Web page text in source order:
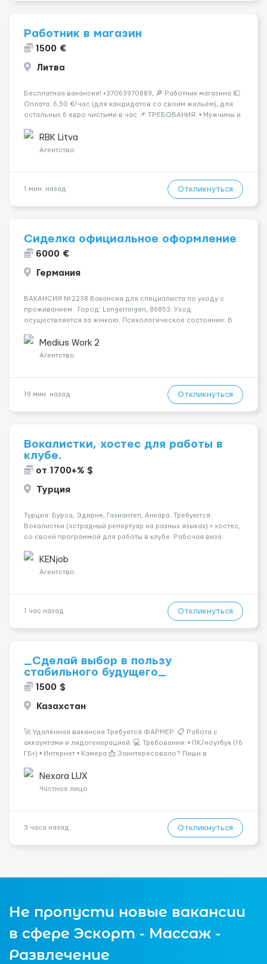
Работник в магазин
1500 €
Литва
Бесплатная вакансия! +37063970889, 🔎 Работник магазина 💶
Оплата: 6,50 €/час (для кандидатов со своим жильём), для
остальных 6 евро чистыми в час 📌 ТРЕБОВАНИЯ: • Мужчины и
работать • Готовность работать в ...
RBK Litva
Агентство
1 мин. назад Откликнуться
Сиделка официальное оформление
6000 €
Германия
ВАКАНСИЯ №2238 Вакансия для специалиста по уходу с
проживанием Город: Langerringen, 86853. Уход
осуществляется за жінкою. Психологическое состояние: В
(можливість сидіти є). Ночью пациент: Іноді прокидається, не
щодня...
Medius Work 2
Агентство
19 мин. назад Откликнуться
Вокалистки, хостес для работы в
клубе.
от 1700+% $
Турция
Турция: Бурса, Эдирне, Газиантеп, Анкара. Требуются:
Вокалистки (эстрадный репертуар на разных языках) + хостеc,
со своей программой для работы в клубе. Рабочая виза.
одного до трех месяцев. Мед. страховка. Высокая зарплат...
KENjob
Агентство
1 час назад Откликнуться
_Сделай выбор в пользу
стабильного будущего_
1500 $
Казахстан
🚀 Удалённая вакансия Требуется ФАРМЕР. 📋 Работа с
аккаунтами и лидогенерацией. 💻 Требования: • ПК/ноутбук (16
ГБ+) • Интернет • Камера 📩 Заинтересовало? Пиши в
Nexora LUX
Частное лицо
3 часа назад Откликнуться
Не пропусти новые вакансии
в сфере Эскорт - Массаж -
Развлечение